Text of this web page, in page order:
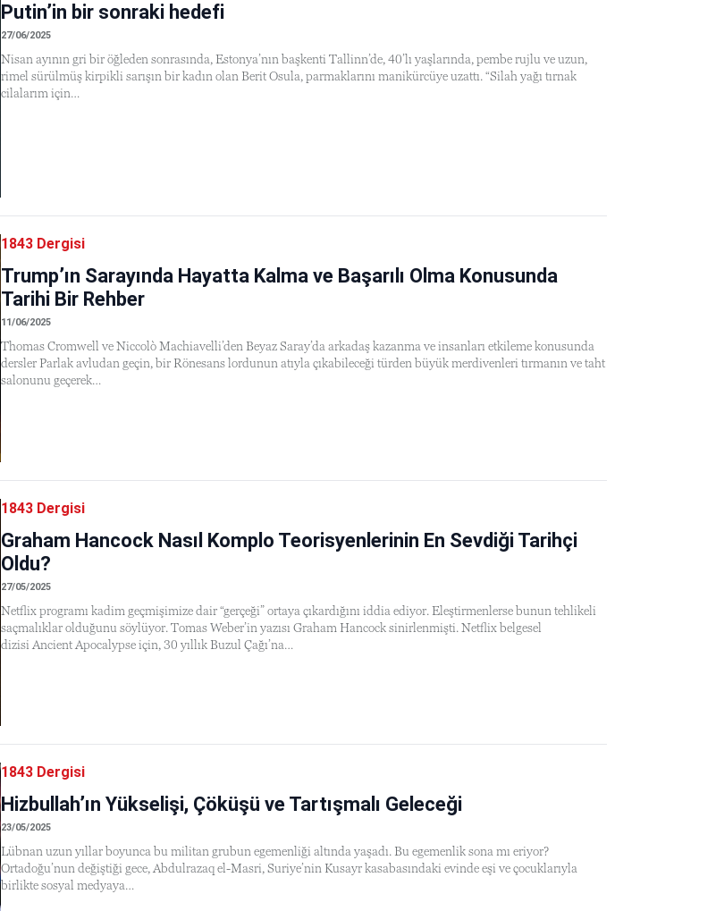
Putin’in bir sonraki hedefi
27/06/2025
Nisan ayının gri bir öğleden sonrasında, Estonya’nın başkenti Tallinn’de, 40’lı yaşlarında, pembe rujlu ve uzun,
rimel sürülmüş kirpikli sarışın bir kadın olan Berit Osula, parmaklarını manikürcüye uzattı. “Silah yağı tırnak
cilalarım için…
Trump’ın Sarayında Hayatta Kalma ve Başarılı Olma Konusunda
Tarihi Bir Rehber
11/06/2025
1843 Dergisi
Thomas Cromwell ve Niccolò Machiavelli’den Beyaz Saray’da arkadaş kazanma ve insanları etkileme konusunda
dersler Parlak avludan geçin, bir Rönesans lordunun atıyla çıkabileceği türden büyük merdivenleri tırmanın ve taht
salonunu geçerek…
Graham Hancock Nasıl Komplo Teorisyenlerinin En Sevdiği Tarihçi
Oldu?
27/05/2025
1843 Dergisi
Netflix programı kadim geçmişimize dair “gerçeği” ortaya çıkardığını iddia ediyor. Eleştirmenlerse bunun tehlikeli
saçmalıklar olduğunu söylüyor. Tomas Weber’in yazısı Graham Hancock sinirlenmişti. Netflix belgesel
dizisi Ancient Apocalypse için, 30 yıllık Buzul Çağı’na…
Hizbullah’ın Yükselişi, Çöküşü ve Tartışmalı Geleceği
23/05/2025
1843 Dergisi
Lübnan uzun yıllar boyunca bu militan grubun egemenliği altında yaşadı. Bu egemenlik sona mı eriyor?
Ortadoğu’nun değiştiği gece, Abdulrazaq el-Masri, Suriye’nin Kusayr kasabasındaki evinde eşi ve çocuklarıyla
birlikte sosyal medyaya…